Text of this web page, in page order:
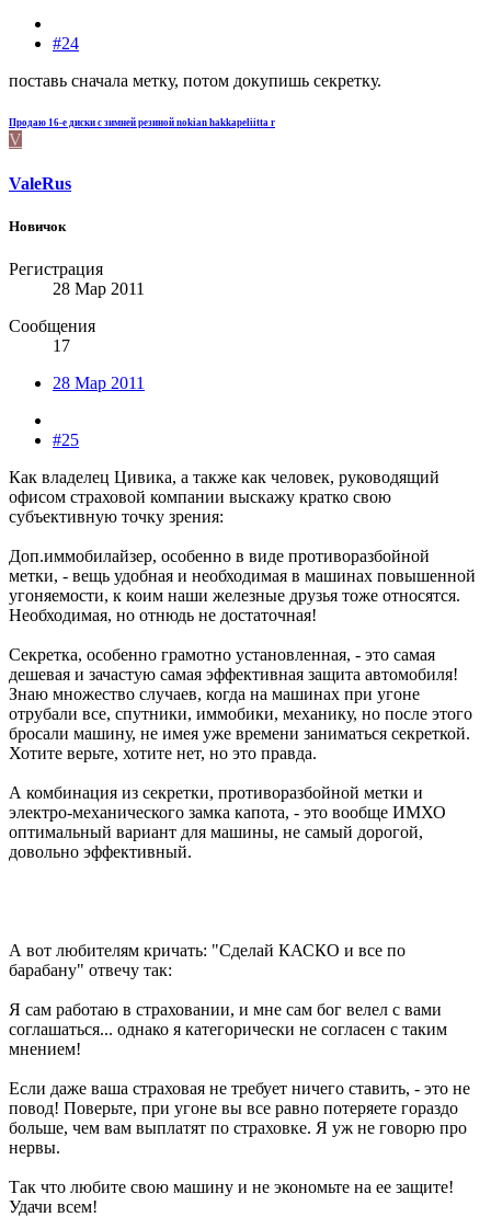
#24
поставь сначала метку, потом докупишь секретку.
Продаю 16-е диски с зимней резиной nokian hakkapeliitta r
V
ValeRus
Новичок
Регистрация
28 Мар 2011
Сообщения
17
28 Мар 2011
#25
Как владелец Цивика, а также как человек, руководящий
офисом страховой компании выскажу кратко свою
субъективную точку зрения:
Доп.иммобилайзер, особенно в виде противоразбойной
метки, - вещь удобная и необходимая в машинах повышенной
угоняемости, к коим наши железные друзья тоже относятся.
Необходимая, но отнюдь не достаточная!
Секретка, особенно грамотно установленная, - это самая
дешевая и зачастую самая эффективная защита автомобиля!
Знаю множество случаев, когда на машинах при угоне
отрубали все, спутники, иммобики, механику, но после этого
бросали машину, не имея уже времени заниматься секреткой.
Хотите верьте, хотите нет, но это правда.
А комбинация из секретки, противоразбойной метки и
электро-механического замка капота, - это вообще ИМХО
оптимальный вариант для машины, не самый дорогой,
довольно эффективный.
А вот любителям кричать: "Сделай КАСКО и все по
барабану" отвечу так:
Я сам работаю в страховании, и мне сам бог велел с вами
соглашаться... однако я категорически не согласен с таким
мнением!
Если даже ваша страховая не требует ничего ставить, - это не
повод! Поверьте, при угоне вы все равно потеряете гораздо
больше, чем вам выплатят по страховке. Я уж не говорю про
нервы.
Так что любите свою машину и не экономьте на ее защите!
Удачи всем!